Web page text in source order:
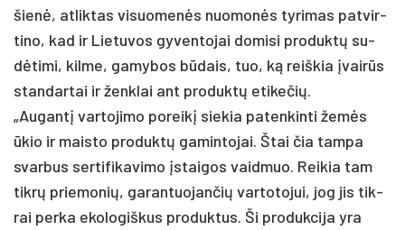
šienė, at­lik­tas vi­suo­menės nuo­monės ty­ri­mas pa­tvir­
ti­no, kad ir Lie­tu­vos gy­ven­to­jai do­mi­si pro­duktų su­
dėti­mi, kil­me, ga­my­bos būdais, tuo, ką reiš­kia įvairūs
stan­dar­tai ir ženk­lai ant pro­duktų eti­ke­čių.
„Au­gantį var­to­ji­mo po­reikį sie­kia pa­ten­kin­ti žemės
ūkio ir mais­to pro­duktų ga­min­to­jai. Štai čia tam­pa
svar­bus ser­ti­fi­ka­vi­mo įstai­gos vaid­muo. Rei­kia tam
tikrų prie­mo­nių, ga­ran­tuo­jan­čių var­to­to­jui, jog jis tik­
rai per­ka eko­lo­giš­kus pro­duk­tus. Ši pro­duk­ci­ja yra